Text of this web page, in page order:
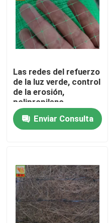
Viaje de la fábrica
Éntrenos en contacto con
Pida una cita
red de la malla del jardín
Red agrícola
Las redes del refuerzo
de la luz verde, control
de la erosión,
polipropileno
orientaron las redes
ligeras para las
mantas del control de
Enviar Consulta